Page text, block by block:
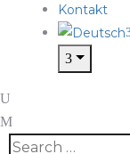
Kontakt